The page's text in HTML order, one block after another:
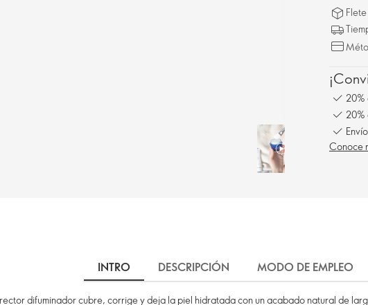
20%
20%
Conoce
INTRO DESCRIPCIÓN MODO DE EMPLEO
difuminador cubre, corrige y deja la piel hidratada con un acabado natural de